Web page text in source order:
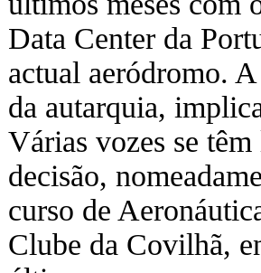
Data Center da
actual aeródromo.
da autarquia,
Várias vozes se
decisão,
curso de
Clube da Covilhã,